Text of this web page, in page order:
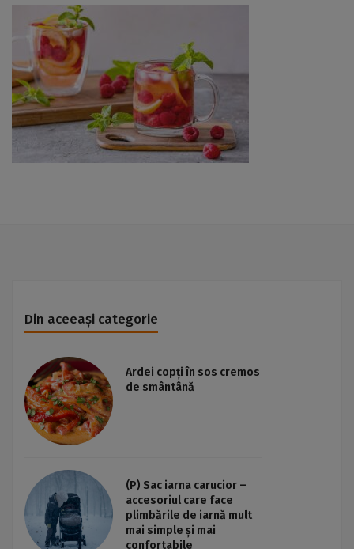
Din aceeași categorie
Ardei copți în sos cremos
de smântână
(P) Sac iarna carucior –
accesoriul care face
plimbările de iarnă mult
mai simple și mai
confortabile